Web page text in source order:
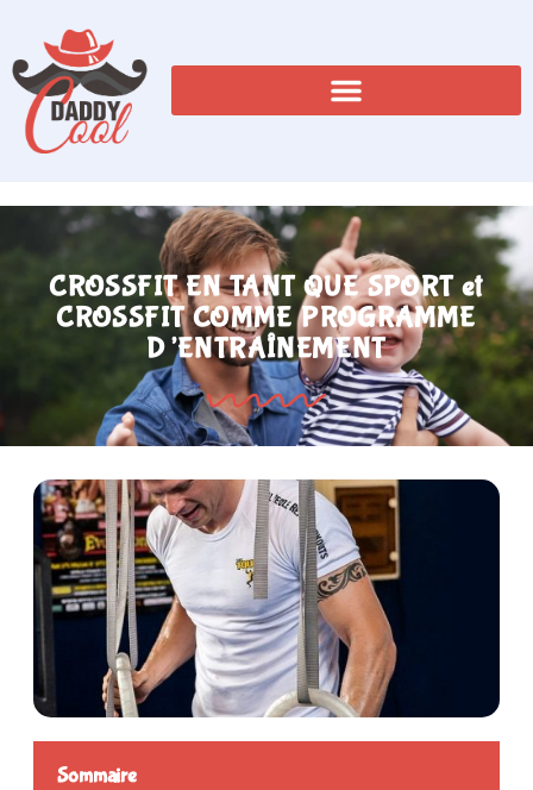
CROSSFIT EN TANT QUE SPORT et
CROSSFIT COMME PROGRAMME
D’ENTRAÎNEMENT
Sommaire